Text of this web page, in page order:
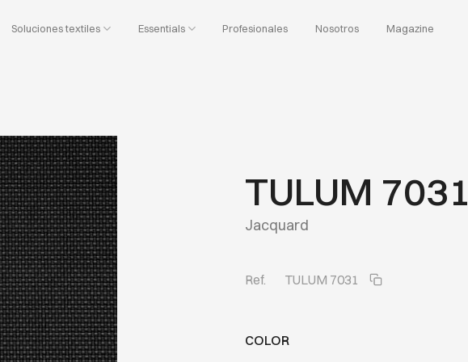
Soluciones textiles Essentials Profesionales Nosotros Magazine
TULUM 7031
Jacquard
Ref. TULUM 7031
COLOR